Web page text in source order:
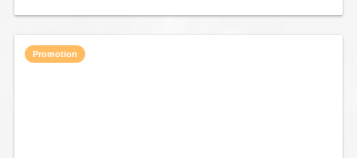
Promotion